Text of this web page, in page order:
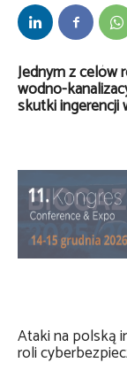
Jednym z celów
wodno-
skutki
Ataki na polską
roli